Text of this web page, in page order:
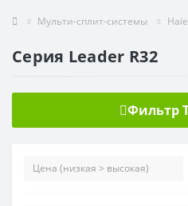
Мульти-сплит-системы
Серия Leader R32
Фильтр